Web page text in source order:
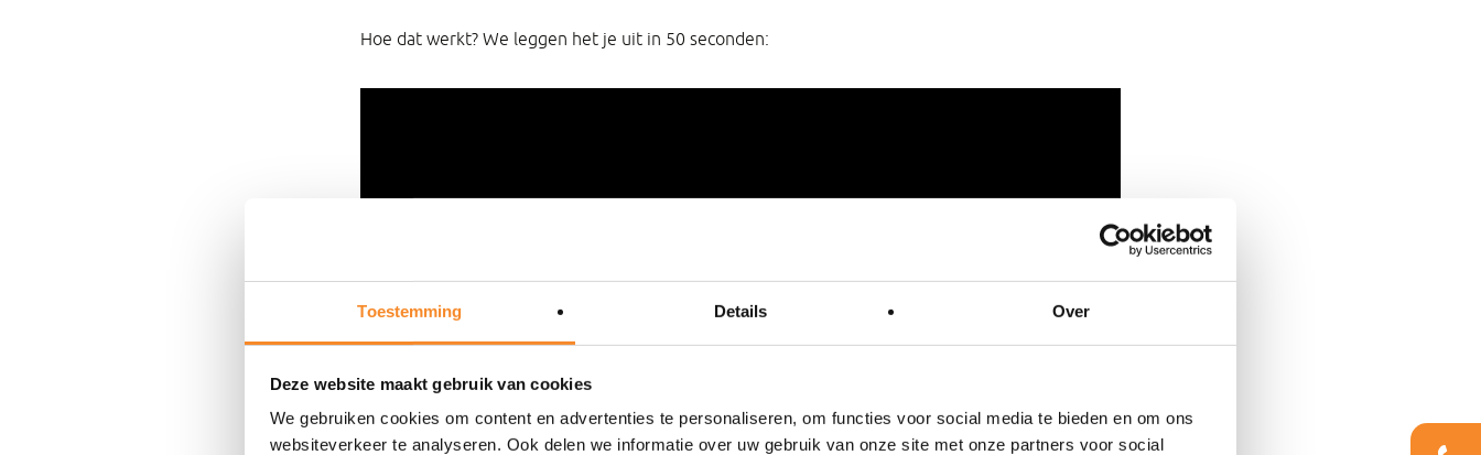
Toestemming Details Over
Deze website maakt gebruik van cookies
We gebruiken cookies om content en advertenties te personaliseren, om functies voor social media te bieden en om ons
websiteverkeer te analyseren. Ook delen we informatie over uw gebruik van onze site met onze partners voor social
Hoe dat werkt? We leggen het je uit in 50 seconden: